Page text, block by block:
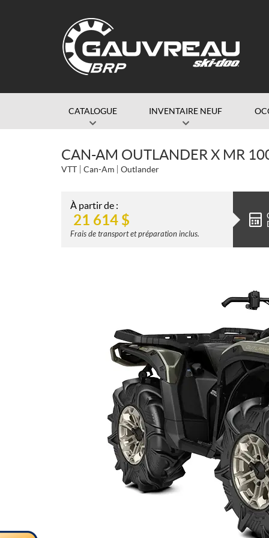
CATALOGUE INVENTAIRE NEUF
CAN-AM OUTLANDER X MR
VTT Can-Am Outlander
À partir de :
21 614 $
Frais de transport et préparation inclus.